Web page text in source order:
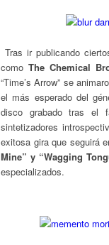
Tras ir publicando
como The Chemical
“Time’s Arrow” se
el más esperado del
disco grabado tras el
sintetizadores
exitosa gira que seguirá
Mine” y “Wagging
especializados.